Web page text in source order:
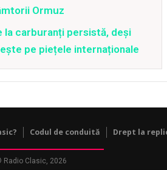
Ormuz
carburanți persistă, deși
pe piețele internaționale
Codul de conduită Drept la
Radio Clasic, 2026